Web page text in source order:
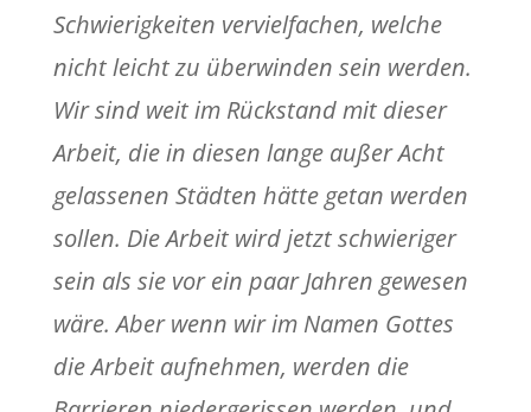
Schwierigkeiten vervielfachen, welche
nicht leicht zu überwinden sein werden.
Wir sind weit im Rückstand mit dieser
Arbeit, die in diesen lange außer Acht
gelassenen Städten hätte getan werden
sollen. Die Arbeit wird jetzt schwieriger
sein als sie vor ein paar Jahren gewesen
wäre. Aber wenn wir im Namen Gottes
die Arbeit aufnehmen, werden die